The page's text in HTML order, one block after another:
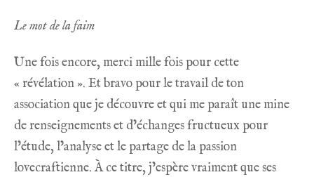
Le mot de la faim
Une fois encore, merci mille fois pour cette
« révélation ». Et bravo pour le travail de ton
association que je découvre et qui me paraît une mine
de renseignements et d’échanges fructueux pour
l’étude, l’analyse et le partage de la passion
lovecraftienne. À ce titre, j’espère vraiment que ses